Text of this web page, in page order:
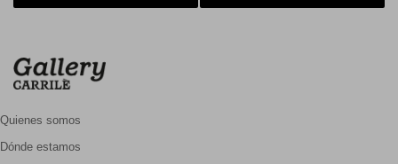
Quienes somos
Dónde estamos